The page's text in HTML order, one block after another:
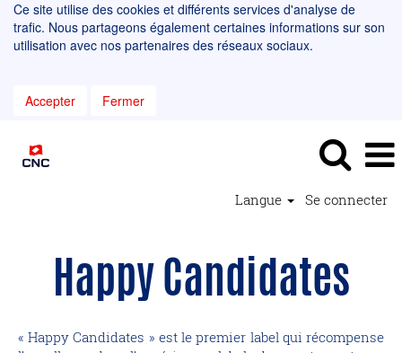
Ce site utilise des cookies et différents services d'analyse de
trafic. Nous partageons également certaines informations sur son
utilisation avec nos partenaires des réseaux sociaux.
Accepter Fermer
Langue Se connecter
Happy Candidates
« Happy Candidates » est le premier label qui récompense